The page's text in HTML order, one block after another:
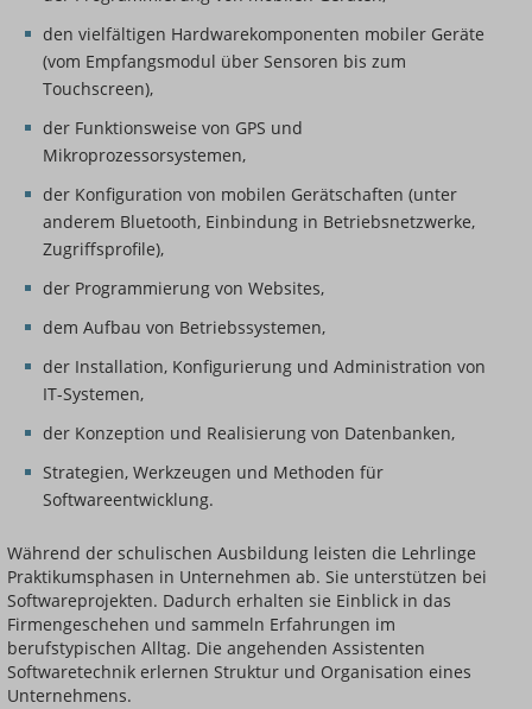
den vielfältigen Hardwarekomponenten mobiler Geräte
(vom Empfangsmodul über Sensoren bis zum
Touchscreen),
der Funktionsweise von GPS und
Mikroprozessorsystemen,
der Konfiguration von mobilen Gerätschaften (unter
anderem Bluetooth, Einbindung in Betriebsnetzwerke,
Zugriffsprofile),
der Programmierung von Websites,
dem Aufbau von Betriebssystemen,
der Installation, Konfigurierung und Administration von
IT-Systemen,
der Konzeption und Realisierung von Datenbanken,
Strategien, Werkzeugen und Methoden für
Softwareentwicklung.
Während der schulischen Ausbildung leisten die Lehrlinge
Praktikumsphasen in Unternehmen ab. Sie unterstützen bei
Softwareprojekten. Dadurch erhalten sie Einblick in das
Firmengeschehen und sammeln Erfahrungen im
berufstypischen Alltag. Die angehenden Assistenten
Softwaretechnik erlernen Struktur und Organisation eines
Unternehmens.